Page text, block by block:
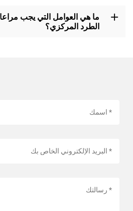
ما هي العوامل التي يجب
الطرد المركزي؟